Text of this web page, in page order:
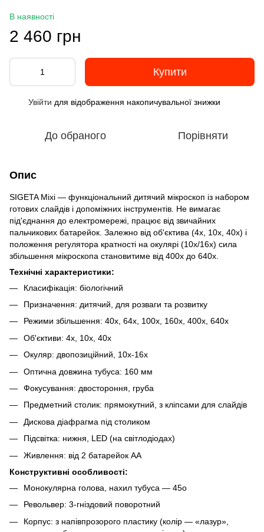
В наявності
2 460 грн
Купити
Увійти для відображення накопичувальної знижки
До обраного Порівняти
Опис
SIGETA Mixi — функціональний дитячий мікроскоп із набором
готових слайдів і допоміжних інструментів. Не вимагає
під'єднання до електромережі, працює від звичайних
пальчикових батарейок. Залежно від об'єктива (4x, 10x, 40x) і
положення регулятора кратності на окулярі (10x/16x) сила
збільшення мікроскопа становитиме від 400x до 640x.
Технічні характеристики:
Класифікація: біологічний
Призначення: дитячий, для розваги та розвитку
Режими збільшення: 40x, 64x, 100x, 160x, 400x, 640x
Об'єктиви: 4x, 10x, 40x
Окуляр: двопозиційний, 10x-16x
Оптична довжина тубуса: 160 мм
Фокусування: двостороння, груба
Предметний столик: прямокутний, з кліпсами для слайдів
Дискова діафрагма під столиком
Підсвітка: нижня, LED (на світлодіодах)
Живлення: від 2 батарейок АА
Конструктивні особливості:
Монокулярна голова, нахил тубуса — 45o
Револьвер: 3-гніздовий поворотний
Корпус: з напівпрозорого пластику (колір — «лазур»,